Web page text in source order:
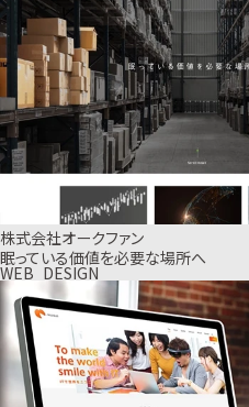
株式会社オークファン
眠っている価値を必要な場所へ
WEB_DESIGN